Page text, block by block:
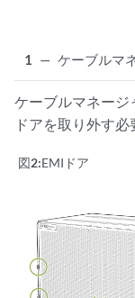
1 — ケーブルマ
ケーブルマネージ
ドアを取り外す必
図2:EMIドア